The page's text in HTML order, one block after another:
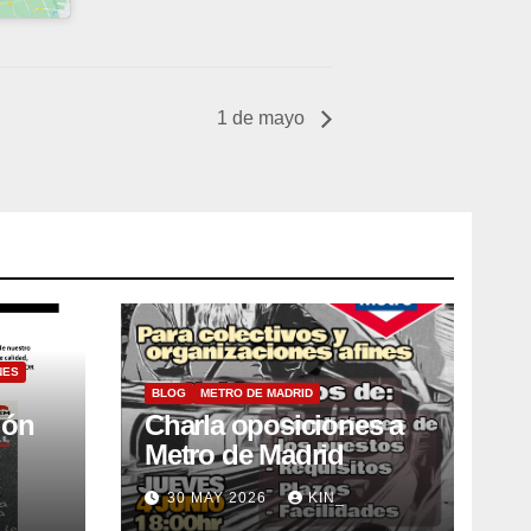
1 de mayo
BLOG METRO DE MADRID
Charla oposiciones a
Metro de Madrid
30 MAY 2026 KIN_